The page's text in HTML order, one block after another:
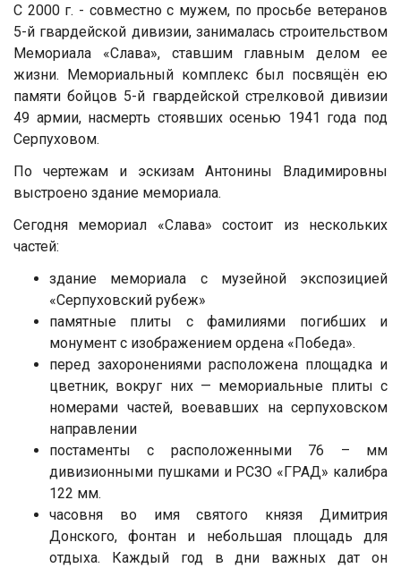
С 2000 г. - совместно с мужем, по просьбе ветеранов
5-й гвардейской дивизии, занималась строительством
Мемориала «Слава», ставшим главным делом ее
жизни. Мемориальный комплекс был посвящён ею
памяти бойцов 5-й гвардейской стрелковой дивизии
49 армии, насмерть стоявших осенью 1941 года под
Серпуховом.
По чертежам и эскизам Антонины Владимировны
выстроено здание мемориала.
Сегодня мемориал «Слава» состоит из нескольких
частей:
здание мемориала с музейной экспозицией
«Серпуховский рубеж»
памятные плиты с фамилиями погибших и
монумент с изображением ордена «Победа».
перед захоронениями расположена площадка и
цветник, вокруг них — мемориальные плиты с
номерами частей, воевавших на серпуховском
направлении
постаменты с расположенными 76 – мм
дивизионными пушками и РСЗО «ГРАД» калибра
122 мм.
часовня во имя святого князя Димитрия
Донского, фонтан и небольшая площадь для
отдыха. Каждый год в дни важных дат он